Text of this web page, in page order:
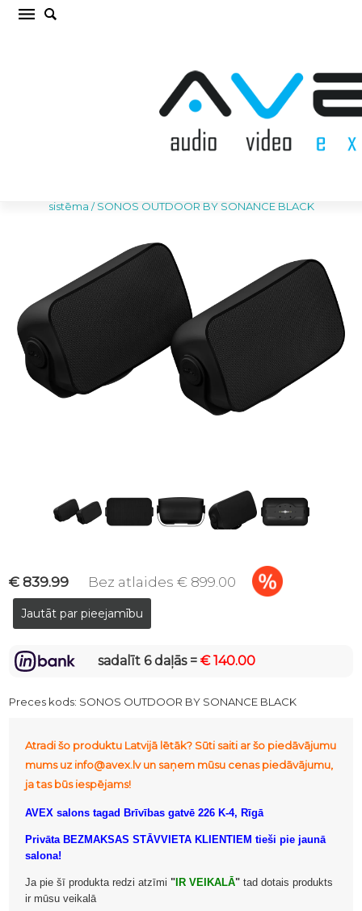
SONOS OUTDOOR BY SONANCE BLACK
sistēma /SONOS OUTDOOR BY SONANCE BLACK
€ 839.99 Bez atlaides € 899.00
sadalīt 6 daļās =€ 140.00
Preces kods: SONOS OUTDOOR BY SONANCE BLACK
Atradi šo produktu Latvijā lētāk? Sūti saiti ar šo piedāvājumu
mums uz info@avex.lv un saņem mūsu cenas piedāvājumu,
ja tas būs iespējams!
AVEX salons tagad Brīvības gatvē 226 K-4, Rīgā
Privāta BEZMAKSAS STĀVVIETA KLIENTIEM tieši pie jaunā
salona!
Ja pie šī produkta redzi atzīmi " IR VEIKALĀ" tad dotais produkts
ir mūsu veikalā